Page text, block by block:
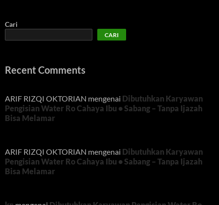
Cari
CARI
Recent Comments
ARIF RIZQI OKTORIAN mengenai Dibutuhkan Karyawan
Pengisian Water Ro Cahaya Ibu • Sabang – Tanpa Ijazah
Bisa Melamar
ARIF RIZQI OKTORIAN mengenai Dibutuhkan Karyawan
Pengisian Water Ro Cahaya Ibu • Sabang – Tanpa Ijazah
Bisa Melamar